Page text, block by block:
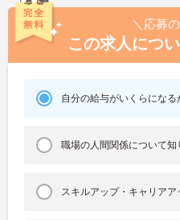
＼応募
この求人につ
自分の給与がいくらになる
職場の人間関係について知
スキルアップ・キャリア